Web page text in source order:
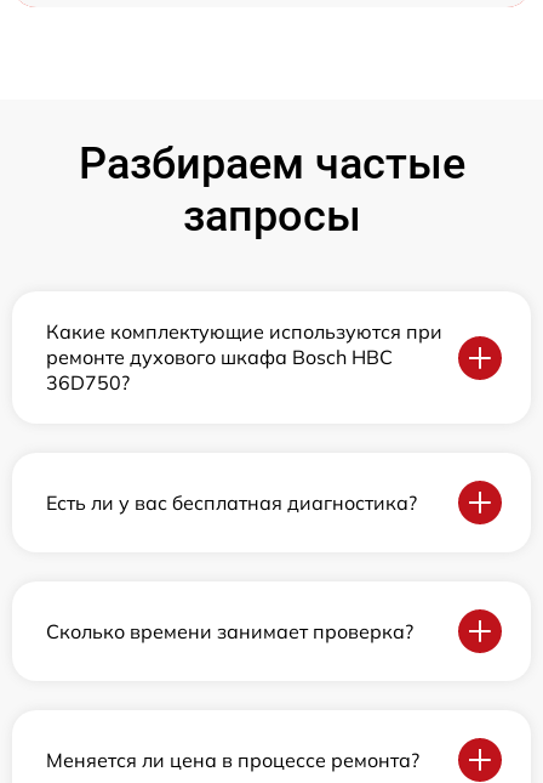
Разбираем частые
запросы
Какие комплектующие используются при
ремонте духового шкафа Bosch HBC
36D750?
Есть ли у вас бесплатная диагностика?
Сколько времени занимает проверка?
Меняется ли цена в процессе ремонта?